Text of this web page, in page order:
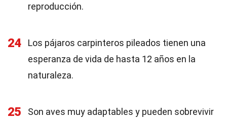
reproducción.
24
Los pájaros carpinteros pileados tienen una
esperanza de vida de hasta 12 años en la
naturaleza.
25
Son aves muy adaptables y pueden sobrevivir